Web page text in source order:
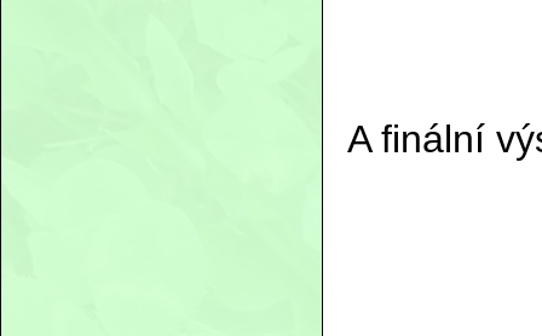
A finální